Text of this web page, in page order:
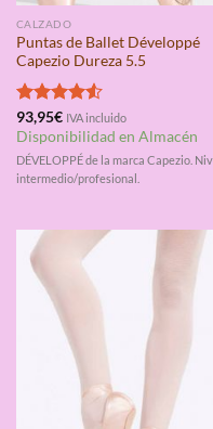
CALZADO
Puntas de Ballet Développé
Capezio Dureza 5.5
Valorado
con4.50
de 5
93,95€ IVA incluido
Disponibilidad en Almacén
DÉVELOPPÉ de la marca Capezio.
intermedio/profesional.